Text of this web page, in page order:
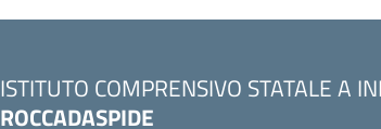
ISTITUTO COMPRENSIVO STATALE A
ROCCADASPIDE